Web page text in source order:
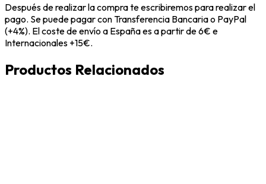
Después de realizar la compra te escribiremos para realizar el
pago. Se puede pagar con Transferencia Bancaria o PayPal
(+4%). El coste de envío a España es a partir de 6€ e
Internacionales +15€.
Productos Relacionados